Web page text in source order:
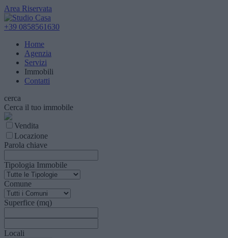
Area Riservata
+39 0858561630
Home
Agenzia
Servizi
Immobili
Contatti
cerca
Cerca il tuo immobile
Vendita
Locazione
Parola chiave
Tipologia Immobile
Comune
Superfice (mq)
Locali